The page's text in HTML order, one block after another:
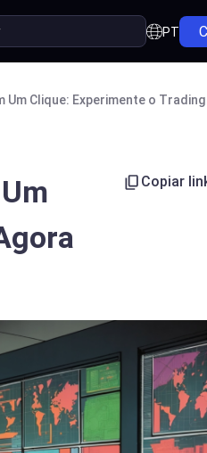
PT
Clique: Experimente o Trading
Copiar